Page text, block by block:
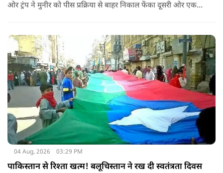
ओर ट्रंप ने मुनीर को पीस प्रक्रिया से बाहर निकाल फेंका दूसरी ओर एक
04 Aug, 2026 03:29 PM
पाकिस्तान से रिश्ता खत्म! बलूचिस्तान ने रख दी स्वतंत्रता दिवस